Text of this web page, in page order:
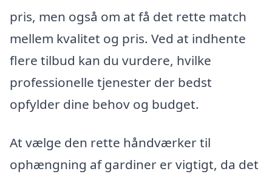
pris, men også om at få det rette match
mellem kvalitet og pris. Ved at indhente
flere tilbud kan du vurdere, hvilke
professionelle tjenester der bedst
opfylder dine behov og budget.
At vælge den rette håndværker til
ophængning af gardiner er vigtigt, da det